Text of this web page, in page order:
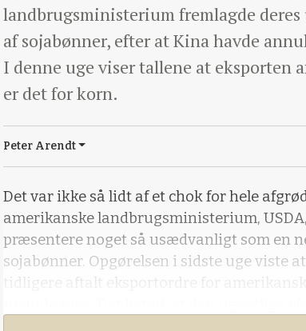
landbrugsministerium fremlagde
af sojabønner, efter at Kina havde
I denne uge viser tallene at eksporten
er det for korn.
Peter Arendt
Det var ikke så lidt af et chok for hele
amerikanske landbrugsministerium,
præsentere noget så usædvanligt som en
sojabønner. Opgørelsen i sidste uge viste
tidligere aftalt eksportordre for